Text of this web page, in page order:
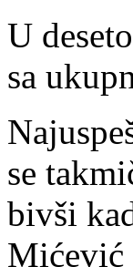
U
sa
se
bivši
Mićević